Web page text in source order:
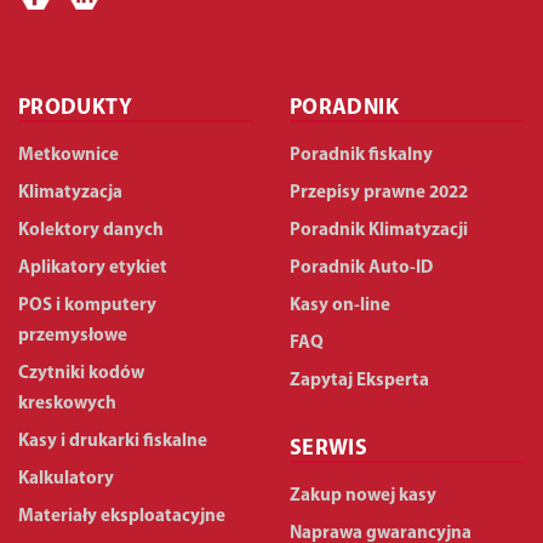
PRODUKTY
Metkownice
Klimatyzacja
Kolektory danych
Aplikatory etykiet
POS i komputery
przemysłowe
Czytniki kodów
kreskowych
Kasy i drukarki fiskalne
Kalkulatory
Materiały eksploatacyjne
PORADNIK
Poradnik fiskalny
Przepisy prawne 2022
Poradnik Klimatyzacji
Poradnik Auto-ID
Kasy on-line
FAQ
Zapytaj Eksperta
SERWIS
Zakup nowej kasy
Naprawa gwarancyjna